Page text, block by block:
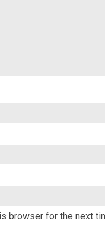
browser for the next